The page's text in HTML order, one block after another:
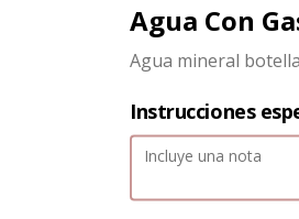
Agua Con
Agua mineral
Instrucciones